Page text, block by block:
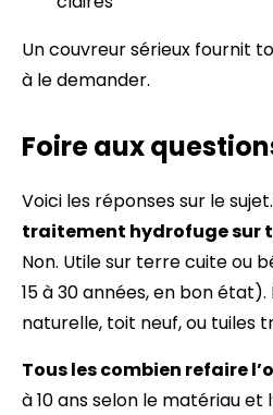
Un couvreur sérieux fournit
à le demander.
Foire aux
Voici les réponses sur le sujet.
traitement hydrofuge sur
Non. Utile sur terre cuite ou
15 à 30 années, en bon
naturelle, toit neuf, ou tuiles
Tous les combien refaire
à 10 ans selon le matériau et